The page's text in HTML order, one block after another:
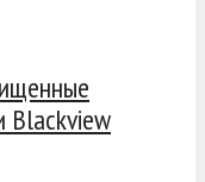
Blackview